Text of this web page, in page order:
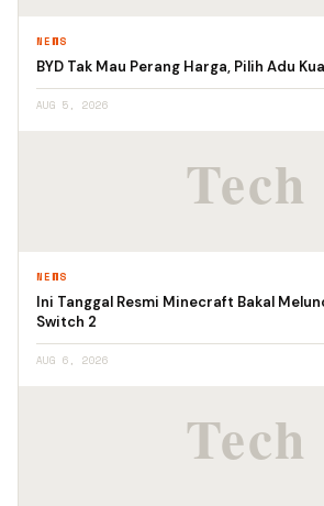
NEWS
BYD Tak Mau Perang Harga, Pilih Adu
AUG 5, 2026
NEWS
Ini Tanggal Resmi Minecraft Bakal
Switch 2
AUG 6, 2026